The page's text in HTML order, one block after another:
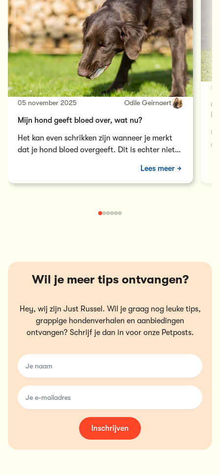
05 november 2025 Odile Geirnaert
Mijn hond geeft bloed over, wat nu?
Het kan even schrikken zijn wanneer je merkt
dat je hond bloed overgeeft. Dit is echter niet
Lees meer
Wil je meer tips ontvangen?
Hey, wij zijn Just Russel. Wil je graag nog leuke tips,
grappige hondenverhalen en aanbiedingen
ontvangen? Schrijf je dan in voor onze Petposts.
name
email
Inschrijven